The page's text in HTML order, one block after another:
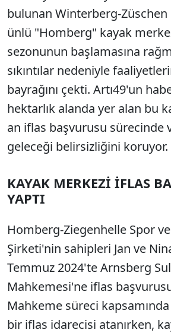
bulunan Winterberg-
ünlü "Homberg" kayak
sezonunun başlamasına
sıkıntılar nedeniyle
bayrağını çekti. Artı49'un
hektarlık alanda yer alan bu
an iflas başvurusu sürecinde
geleceği belirsizliğini koruyor.
KAYAK MERKEZİ İFLAS
YAPTI
Homberg-Ziegenhelle Spor
Şirketi'nin sahipleri Jan ve
Temmuz 2024'te Arnsberg
Mahkemesi'ne iflas
Mahkeme süreci
bir iflas idarecisi atanırken,